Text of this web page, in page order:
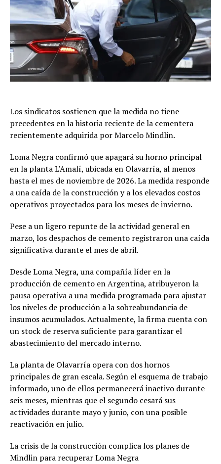
Los sindicatos sostienen que la medida no tiene
precedentes en la historia reciente de la cementera
recientemente adquirida por Marcelo Mindlin.
Loma Negra confirmó que apagará su horno principal
en la planta L’Amalí, ubicada en Olavarría, al menos
hasta el mes de noviembre de 2026. La medida responde
a una caída de la construcción y a los elevados costos
operativos proyectados para los meses de invierno.
Pese a un ligero repunte de la actividad general en
marzo, los despachos de cemento registraron una caída
significativa durante el mes de abril.
Desde Loma Negra, una compañía líder en la
producción de cemento en Argentina, atribuyeron la
pausa operativa a una medida programada para ajustar
los niveles de producción a la sobreabundancia de
insumos acumulados. Actualmente, la firma cuenta con
un stock de reserva suficiente para garantizar el
abastecimiento del mercado interno.
La planta de Olavarría opera con dos hornos
principales de gran escala. Según el esquema de trabajo
informado, uno de ellos permanecerá inactivo durante
seis meses, mientras que el segundo cesará sus
actividades durante mayo y junio, con una posible
reactivación en julio.
La crisis de la construcción complica los planes de
Mindlin para recuperar Loma Negra